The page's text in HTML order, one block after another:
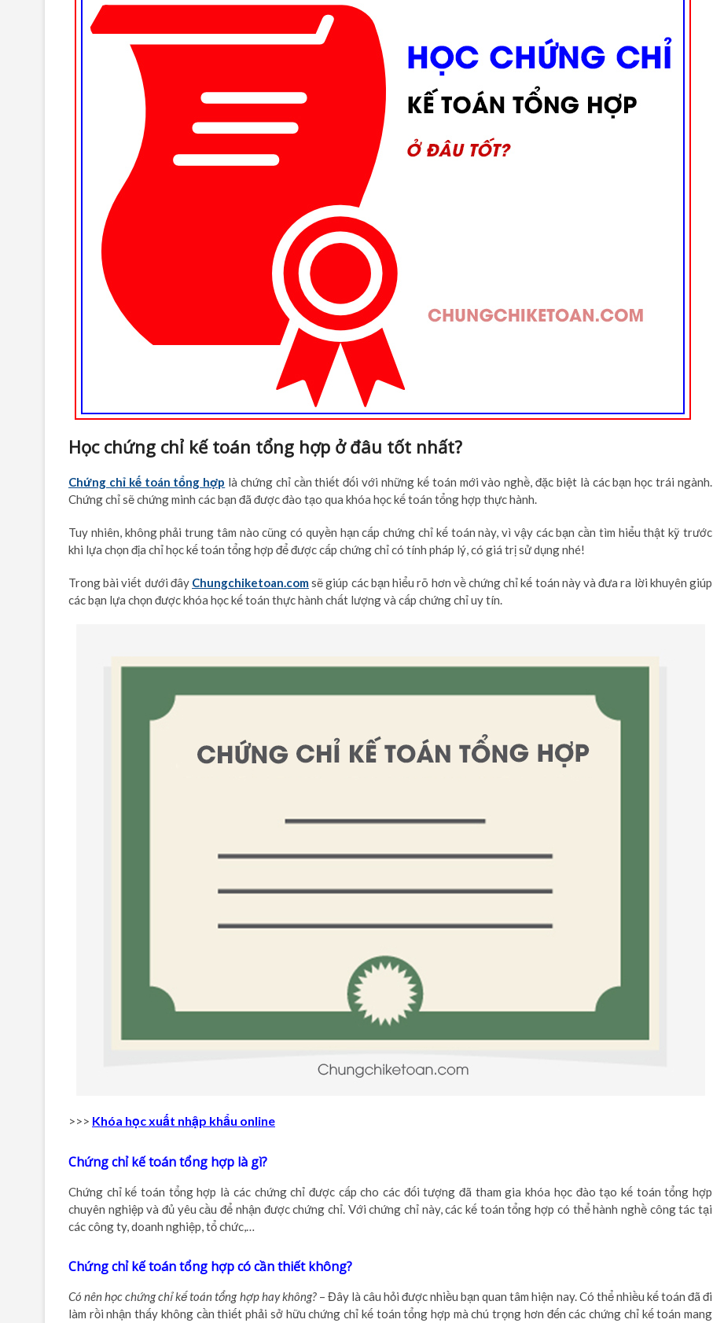
Học chứng chỉ kế toán tổng hợp ở đâu tốt nhất?
Chứng chỉ kế toán tổng hợp là chứng chỉ cần thiết đối với những kế toán mới vào nghề, đặc biệt là các bạn học trái ngành.
Chứng chỉ sẽ chứng minh các bạn đã được đào tạo qua khóa học kế toán tổng hợp thực hành.
Tuy nhiên, không phải trung tâm nào cũng có quyền hạn cấp chứng chỉ kế toán này, vì vậy các bạn cần tìm hiểu thật kỹ trước
khi lựa chọn địa chỉ học kế toán tổng hợp để được cấp chứng chỉ có tính pháp lý, có giá trị sử dụng nhé!
Trong bài viết dưới đây Chungchiketoan.com sẽ giúp các bạn hiểu rõ hơn về chứng chỉ kế toán này và đưa ra lời khuyên giúp
các bạn lựa chọn được khóa học kế toán thực hành chất lượng và cấp chứng chỉ uy tín.
>>> Khóa học xuất nhập khẩu online
Chứng chỉ kế toán tổng hợp là gì?
Chứng chỉ kế toán tổng hợp là các chứng chỉ được cấp cho các đối tượng đã tham gia khóa học đào tạo kế toán tổng hợp
chuyên nghiệp và đủ yêu cầu để nhận được chứng chỉ. Với chứng chỉ này, các kế toán tổng hợp có thể hành nghề công tác tại
các công ty, doanh nghiệp, tổ chức,…
Chứng chỉ kế toán tổng hợp có cần thiết không?
Có nên học chứng chỉ kế toán tổng hợp hay không?– Đây là câu hỏi được nhiều bạn quan tâm hiện nay. Có thể nhiều kế toán đã đi
làm rồi nhận thấy không cần thiết phải sở hữu chứng chỉ kế toán tổng hợp mà chú trọng hơn đến các chứng chỉ kế toán mang